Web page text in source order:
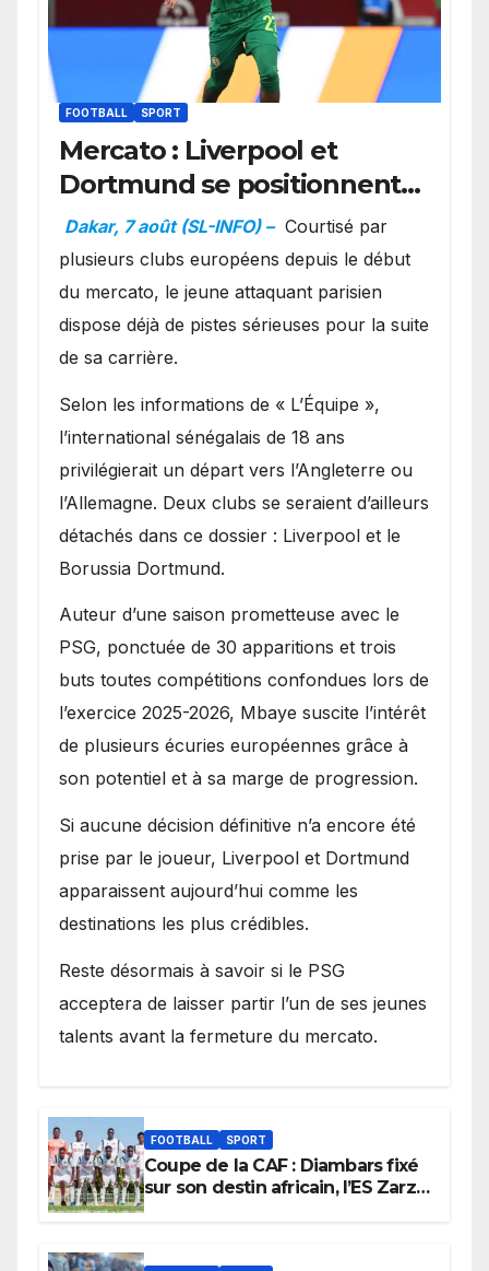
FOOTBALL SPORT
Mercato : Liverpool et
Dortmund se positionnent
en favoris pour recruter
Ibrahim Mbaye
Dakar, 7 août (SL-INFO) – Courtisé par
plusieurs clubs européens depuis le début
du mercato, le jeune attaquant parisien
dispose déjà de pistes sérieuses pour la suite
de sa carrière.
Selon les informations de « L’Équipe »,
l’international sénégalais de 18 ans
privilégierait un départ vers l’Angleterre ou
l’Allemagne. Deux clubs se seraient d’ailleurs
détachés dans ce dossier : Liverpool et le
Borussia Dortmund.
Auteur d’une saison prometteuse avec le
PSG, ponctuée de 30 apparitions et trois
buts toutes compétitions confondues lors de
l’exercice 2025-2026, Mbaye suscite l’intérêt
de plusieurs écuries européennes grâce à
son potentiel et à sa marge de progression.
Si aucune décision définitive n’a encore été
prise par le joueur, Liverpool et Dortmund
apparaissent aujourd’hui comme les
destinations les plus crédibles.
Reste désormais à savoir si le PSG
acceptera de laisser partir l’un de ses jeunes
talents avant la fermeture du mercato.
FOOTBALL SPORT
Coupe de la CAF : Diambars fixé
sur son destin africain, l’ES Zarzis